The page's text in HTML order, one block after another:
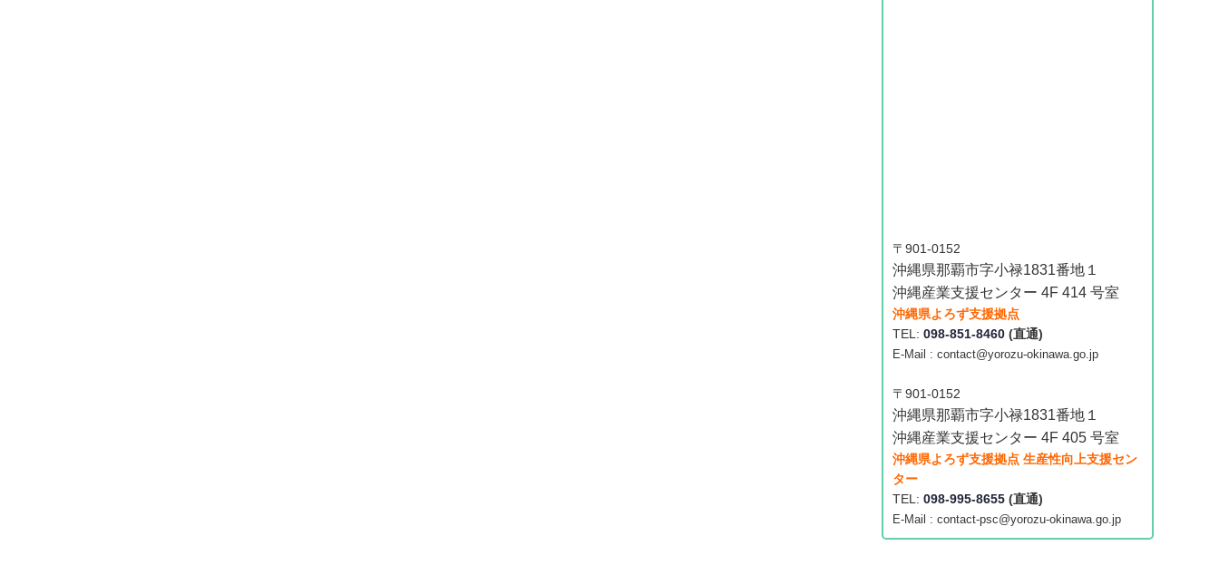
〒901-0152
沖縄県那覇市字小禄1831番地１
沖縄産業支援センター 4F 414 号室
沖縄県よろず支援拠点
TEL: 098-851-8460 (直通)
E-Mail : contact@yorozu-okinawa.go.jp
〒901-0152
沖縄県那覇市字小禄1831番地１
沖縄産業支援センター 4F 405 号室
沖縄県よろず支援拠点 生産性向上支援セン
ター
TEL: 098-995-8655 (直通)
E-Mail : contact-psc@yorozu-okinawa.go.jp